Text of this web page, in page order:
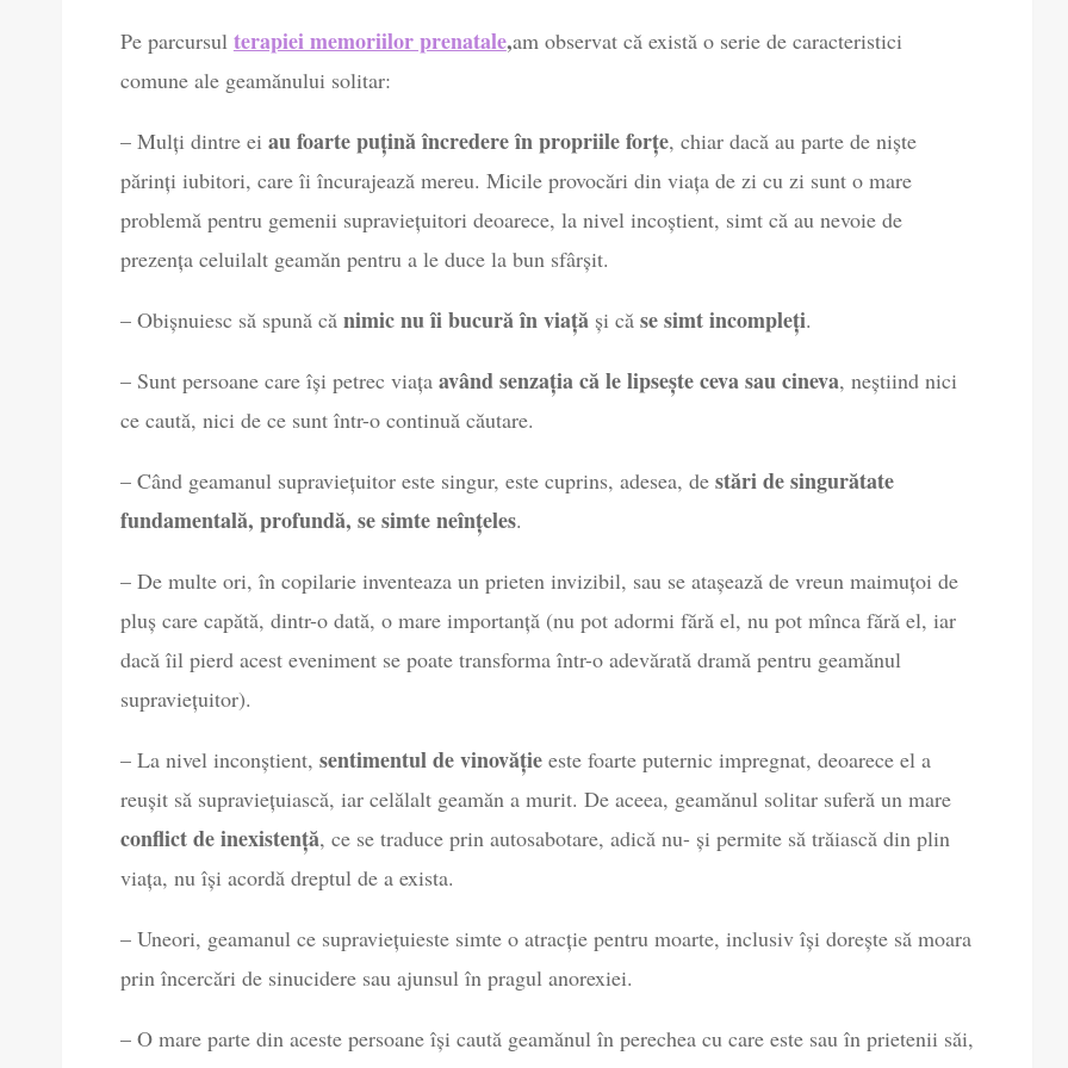
Pe parcursul terapiei memoriilor prenatale,am observat că există o serie de caracteristici
comune ale geamănului solitar:
– Mulți dintre ei au foarte puțină încredere în propriile forțe, chiar dacă au parte de niște
părinți iubitori, care îi încurajează mereu. Micile provocări din viața de zi cu zi sunt o mare
problemă pentru gemenii supraviețuitori deoarece, la nivel incoștient, simt că au nevoie de
prezența celuilalt geamăn pentru a le duce la bun sfârșit.
– Obișnuiesc să spună că nimic nu îi bucură în viațăși că se simt incompleți.
– Sunt persoane care își petrec viața având senzația că le lipsește ceva sau cineva, neștiind nici
ce caută, nici de ce sunt într-o continuă căutare.
– Când geamanul supraviețuitor este singur, este cuprins, adesea, de stări de singurătate
fundamentală, profundă, se simte neînțeles.
– De multe ori, în copilarie inventeaza un prieten invizibil, sau se atașează de vreun maimuțoi de
pluș care capătă, dintr-o dată, o mare importanță (nu pot adormi fără el, nu pot mînca fără el, iar
dacă îil pierd acest eveniment se poate transforma într-o adevărată dramă pentru geamănul
supraviețuitor).
– La nivel inconștient, sentimentul de vinovățieeste foarte puternic impregnat, deoarece el a
reușit să supraviețuiască, iar celălalt geamăn a murit. De aceea, geamănul solitar suferă un mare
conflict de inexistență, ce se traduce prin autosabotare, adică nu- și permite să trăiască din plin
viața, nu își acordă dreptul de a exista.
– Uneori, geamanul ce supraviețuieste simte o atracție pentru moarte, inclusiv își dorește să moara
prin încercări de sinucidere sau ajunsul în pragul anorexiei.
– O mare parte din aceste persoane își caută geamănul în perechea cu care este sau în prietenii săi,